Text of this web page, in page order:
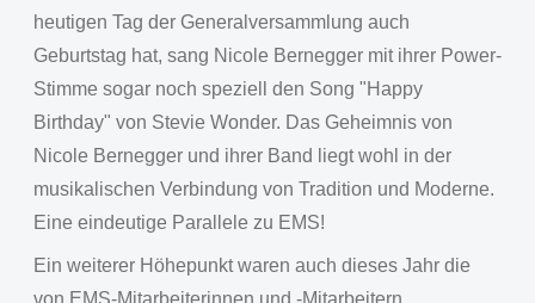
heutigen Tag der Generalversammlung auch
Geburtstag hat, sang Nicole Bernegger mit ihrer Power-
Stimme sogar noch speziell den Song "Happy
Birthday" von Stevie Wonder. Das Geheimnis von
Nicole Bernegger und ihrer Band liegt wohl in der
musikalischen Verbindung von Tradition und Moderne.
Eine eindeutige Parallele zu EMS!
Ein weiterer Höhepunkt waren auch dieses Jahr die
von EMS-Mitarbeiterinnen und -Mitarbeitern